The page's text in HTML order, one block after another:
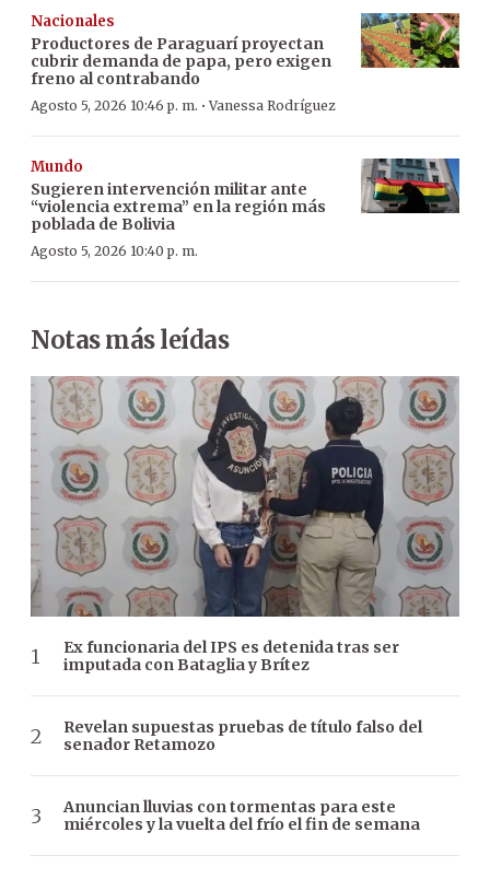
Nacionales
Productores de Paraguarí proyectan
cubrir demanda de papa, pero exigen
freno al contrabando
Agosto 5, 2026 10:46 p. m. ·Vanessa Rodríguez
Mundo
Sugieren intervención militar ante
“violencia extrema” en la región más
poblada de Bolivia
Agosto 5, 2026 10:40 p. m.
Notas más leídas
Ex funcionaria del IPS es detenida tras ser
imputada con Bataglia y Brítez
Revelan supuestas pruebas de título falso del
senador Retamozo
Anuncian lluvias con tormentas para este
miércoles y la vuelta del frío el fin de semana